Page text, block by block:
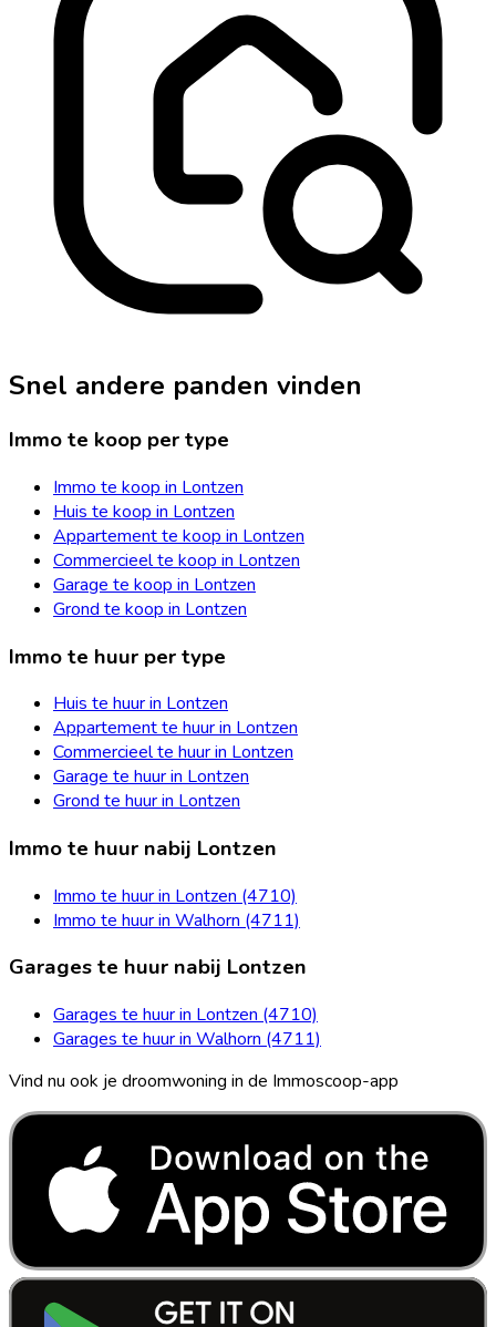
Snel andere panden vinden
Immo te koop per type
Immo te koop in Lontzen
Huis te koop in Lontzen
Appartement te koop in Lontzen
Commercieel te koop in Lontzen
Garage te koop in Lontzen
Grond te koop in Lontzen
Immo te huur per type
Huis te huur in Lontzen
Appartement te huur in Lontzen
Commercieel te huur in Lontzen
Garage te huur in Lontzen
Grond te huur in Lontzen
Immo te huur nabij Lontzen
Immo te huur in Lontzen (4710)
Immo te huur in Walhorn (4711)
Garages te huur nabij Lontzen
Garages te huur in Lontzen (4710)
Garages te huur in Walhorn (4711)
Vind nu ook je droomwoning in de Immoscoop-app